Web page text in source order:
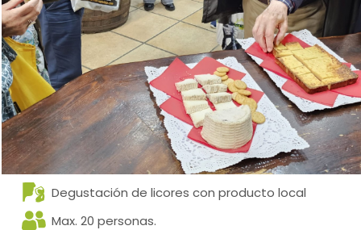
Degustación de licores con producto local
Max. 20 personas.